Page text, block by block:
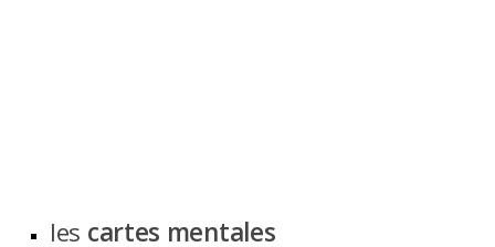
les cartes mentales